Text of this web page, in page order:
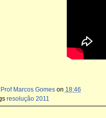
Prof Marcos Gomes on 18:46
resolução 2011